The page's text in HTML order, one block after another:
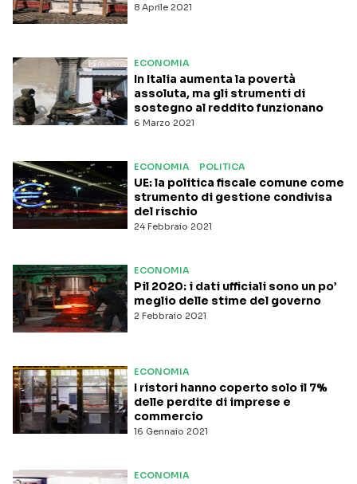
8 Aprile 2021
ECONOMIA
6 Marzo 2021
In Italia aumenta la povertà
assoluta, ma gli strumenti di
sostegno al reddito funzionano
ECONOMIA POLITICA
24 Febbraio 2021
UE: la politica fiscale comune come
strumento di gestione condivisa
del rischio
ECONOMIA
2 Febbraio 2021
Pil 2020: i dati ufficiali sono un po’
meglio delle stime del governo
ECONOMIA
16 Gennaio 2021
I ristori hanno coperto solo il 7%
delle perdite di imprese e
commercio
ECONOMIA